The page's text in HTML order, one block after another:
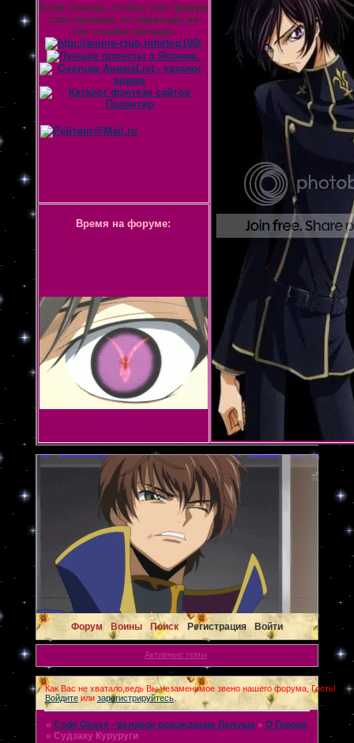
Если хочешь, чтобы этот форум
стал лучшим, то переходи на
эти ссылки почаще-
Время на форуме:
Форум Воины Поиск Регистрация Войти
Активные темы
Как Вас не хватало,ведь Вы незаменимое звено нашего форума, Гость!
Войдитеили зарегистрируйтесь.
» Code Geass - великое похождение Лелуша » О Героях
» Судзаку Куруруги